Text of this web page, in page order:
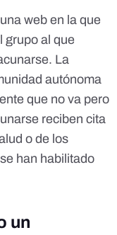
web en la que
grupo al que
. La
autónoma
que no va pero
reciben cita
o de los
han habilitado
un